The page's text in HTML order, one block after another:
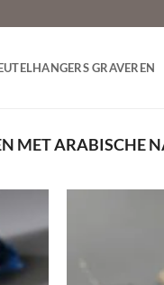
GRAVEREN
MET ARABISCHE
aan